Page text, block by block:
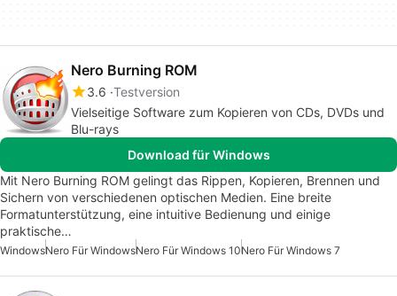
Nero Burning ROM
3.6 Testversion
Vielseitige Software zum Kopieren von CDs, DVDs und
Blu-rays
Download für Windows
Mit Nero Burning ROM gelingt das Rippen, Kopieren, Brennen und
Sichern von verschiedenen optischen Medien. Eine breite
Formatunterstützung, eine intuitive Bedienung und einige
praktische…
WindowsNero Für WindowsNero Für Windows 10Nero Für Windows 7